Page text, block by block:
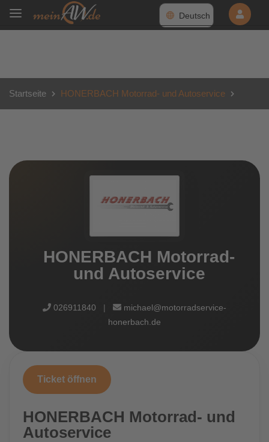
Deutsch
Startseite HONERBACH Motorrad- und Autoservice
HONERBACH Motorrad-
und Autoservice
026911840 |
michael@motorradservice-
honerbach.de
Ticket öffnen
HONERBACH Motorrad- und
Autoservice